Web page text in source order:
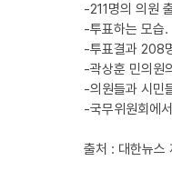
-211명의 의원
-투표하는 모습.
-투표결과 208
-곽상훈 민의원
-의원들과 시민
-국무위원회에
출처 : 대한뉴스